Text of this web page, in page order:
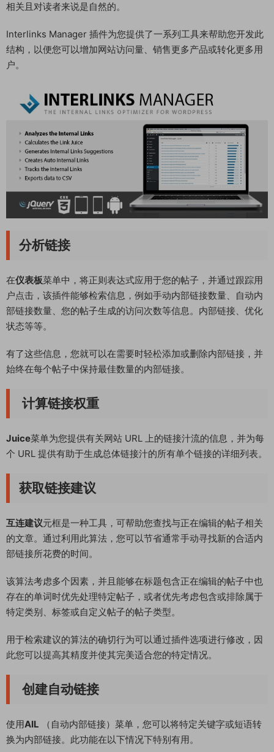
相关且对读者来说是自然的。
Interlinks Manager 插件为您提供了一系列工具来帮助您开发此
结构，以便您可以增加网站访问量、销售更多产品或转化更多用
户。
分析链接
在仪表板菜单中，将正则表达式应用于您的帖子，并通过跟踪用
户点击，该插件能够检索信息，例如手动内部链接数量、自动内
部链接数量、您的帖子生成的访问次数等信息。内部链接、优化
状态等等。
有了这些信息，您就可以在需要时轻松添加或删除内部链接，并
始终在每个帖子中保持最佳数量的内部链接。
计算链接权重
Juice菜单为您提供有关网站 URL 上的链接汁流的信息，并为每
个 URL 提供有助于生成总体链接汁的所有单个链接的详细列表。
获取链接建议
互连建议元框是一种工具，可帮助您查找与正在编辑的帖子相关
的文章。通过利用此算法，您可以节省通常手动寻找新的合适内
部链接所花费的时间。
该算法考虑多个因素，并且能够在标题包含正在编辑的帖子中也
存在的单词时优先处理特定帖子，或者优先考虑包含或排除属于
特定类别、标签或自定义帖子的帖子类型。
用于检索建议的算法的确切行为可以通过插件选项进行修改，因
此您可以提高其精度并使其完美适合您的特定情况。
创建自动链接
使用AIL （自动内部链接）菜单，您可以将特定关键字或短语转
换为内部链接。此功能在以下情况下特别有用。